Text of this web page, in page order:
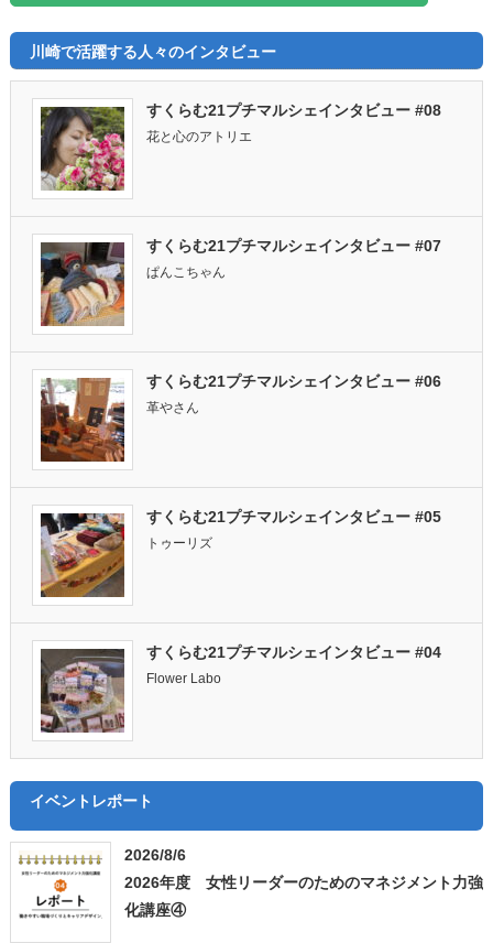
川崎で活躍する人々のインタビュー
すくらむ21プチマルシェインタビュー #08
花と心のアトリエ
すくらむ21プチマルシェインタビュー #07
ぱんこちゃん
すくらむ21プチマルシェインタビュー #06
革やさん
すくらむ21プチマルシェインタビュー #05
トゥーリズ
すくらむ21プチマルシェインタビュー #04
Flower Labo
イベントレポート
2026/8/6
2026年度 女性リーダーのためのマネジメント力強
化講座④